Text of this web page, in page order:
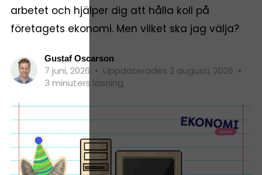
arbetet och hjälper dig att hålla koll på
företagets ekonomi. Men vilket ska jag välja?
Gustaf Oscarson
7 juni, 2026 • Uppdaterades 2 augusti, 2026 •
3 minuters läsning